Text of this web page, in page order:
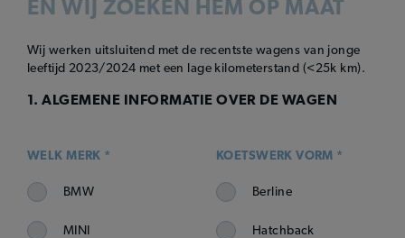
EN WIJ ZOEKEN HEM OP MAAT
Wij werken uitsluitend met de recentste wagens van jonge
leeftijd 2023/2024 met een lage kilometerstand (<25k km).
1. ALGEMENE INFORMATIE OVER DE WAGEN
WELK MERK *
BMW
MINI
KOETSWERK VORM *
Berline
Hatchback